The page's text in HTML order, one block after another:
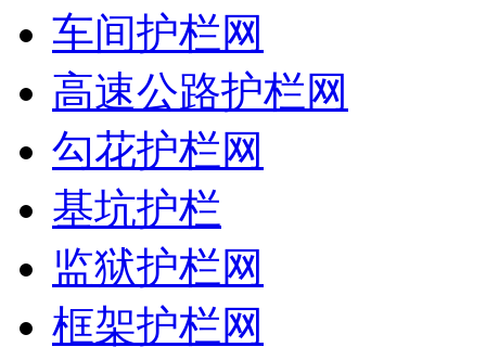
车间护栏网
高速公路护栏网
勾花护栏网
基坑护栏
监狱护栏网
框架护栏网